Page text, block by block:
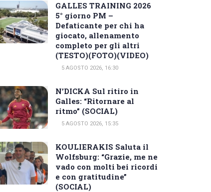
GALLES TRAINING 2026
5° giorno PM –
Defaticante per chi ha
giocato, allenamento
completo per gli altri
(TESTO)(FOTO)(VIDEO)
5 AGOSTO 2026, 16:30
N’DICKA Sul ritiro in
Galles: “Ritornare al
ritmo” (SOCIAL)
5 AGOSTO 2026, 15:35
KOULIERAKIS Saluta il
Wolfsburg: “Grazie, me ne
vado con molti bei ricordi
e con gratitudine”
(SOCIAL)